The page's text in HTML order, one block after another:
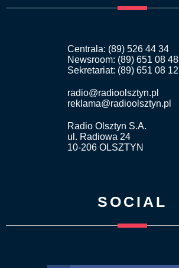
Centrala: (89) 526 44 34
Newsroom: (89) 651 08 48
Sekretariat: (89) 651 08 12
radio@radioolsztyn.pl
reklama@radioolsztyn.pl
Radio Olsztyn S.A.
ul. Radiowa 24
10-206 OLSZTYN
SOCIAL